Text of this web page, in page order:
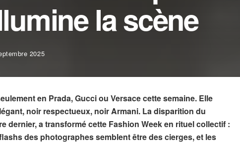
la scène
2025
en Prada, Gucci ou Versace cette semaine. Elle
noir respectueux, noir Armani. La disparition du
dernier, a transformé cette Fashion Week en rituel collectif :
des photographes semblent être des cierges, et les